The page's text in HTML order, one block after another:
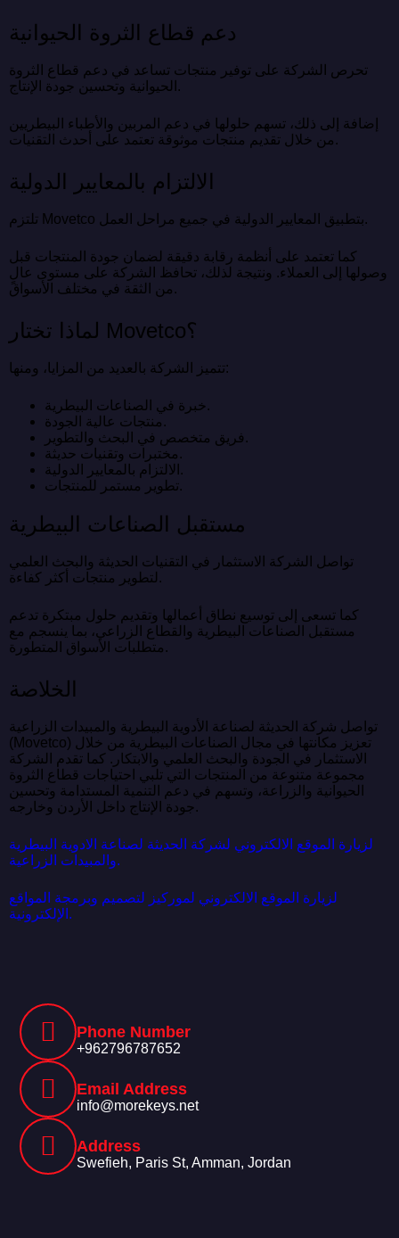
دعم قطاع الثروة الحيوانية
تحرص الشركة على توفير منتجات تساعد في دعم قطاع الثروة
الحيوانية وتحسين جودة الإنتاج.
إضافة إلى ذلك، تسهم حلولها في دعم المربين والأطباء البيطريين
من خلال تقديم منتجات موثوقة تعتمد على أحدث التقنيات.
الالتزام بالمعايير الدولية
تلتزم Movetco بتطبيق المعايير الدولية في جميع مراحل العمل.
كما تعتمد على أنظمة رقابة دقيقة لضمان جودة المنتجات قبل
وصولها إلى العملاء. ونتيجة لذلك، تحافظ الشركة على مستوى عالٍ
من الثقة في مختلف الأسواق.
لماذا تختار Movetco؟
تتميز الشركة بالعديد من المزايا، ومنها:
خبرة في الصناعات البيطرية.
منتجات عالية الجودة.
فريق متخصص في البحث والتطوير.
مختبرات وتقنيات حديثة.
الالتزام بالمعايير الدولية.
تطوير مستمر للمنتجات.
مستقبل الصناعات البيطرية
تواصل الشركة الاستثمار في التقنيات الحديثة والبحث العلمي
لتطوير منتجات أكثر كفاءة.
كما تسعى إلى توسيع نطاق أعمالها وتقديم حلول مبتكرة تدعم
مستقبل الصناعات البيطرية والقطاع الزراعي، بما ينسجم مع
متطلبات الأسواق المتطورة.
الخلاصة
تواصل شركة الحديثة لصناعة الأدوية البيطرية والمبيدات الزراعية
(Movetco) تعزيز مكانتها في مجال الصناعات البيطرية من خلال
الاستثمار في الجودة والبحث العلمي والابتكار. كما تقدم الشركة
مجموعة متنوعة من المنتجات التي تلبي احتياجات قطاع الثروة
الحيوانية والزراعة، وتسهم في دعم التنمية المستدامة وتحسين
جودة الإنتاج داخل الأردن وخارجه.
لزيارة الموقع الالكتروني لشركة الحديثة لصناعة الادوية البيطرية
والمبيدات الزراعية.
لزيارة الموقع الالكتروني لموركيز لتصميم وبرمجة المواقع
الإلكترونية.
Phone Number
+962796787652
Email Address
info@morekeys.net
Address
Swefieh, Paris St, Amman, Jordan